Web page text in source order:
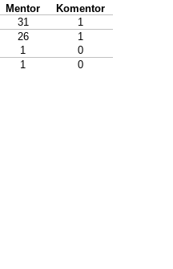
Mentor
Komentor
31
1
26
1
1
0
1 0